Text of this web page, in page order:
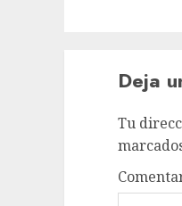
Deja
Tu